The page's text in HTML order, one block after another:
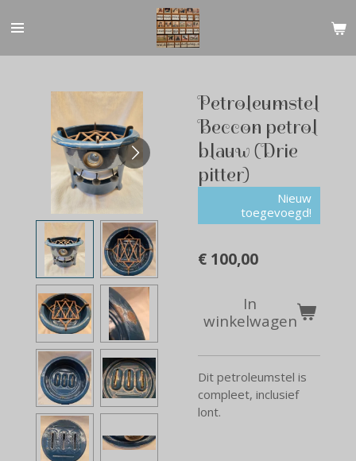
direct
Petroleumstel
Beccon petrol
blauw (Drie
pitter)
Nieuw
toegevoegd!
€ 100,00
In
winkelwagen
Dit petroleumstel is
compleet, inclusief
lont.